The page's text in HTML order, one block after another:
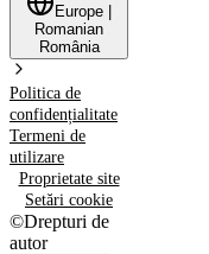
Europe
Romanian
România
Politica de
confidențialitate
Termeni de
utilizare
Proprietate site
Setări cookie
©Drepturi de
autor